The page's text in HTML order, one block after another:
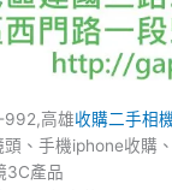
高雄收購二手相
、手機iphone收購
3C產品